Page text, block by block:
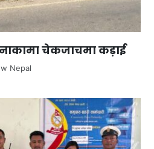
चेकजाचमा कड़ाई
Nepal